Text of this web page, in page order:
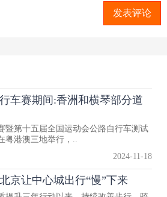
发表评论
车赛期间:香洲和横琴部分道
暨第十五届全国运动会公路自行车测试
粤港澳三地举行，..
2024-11-18
京让中心城出行“慢”下来